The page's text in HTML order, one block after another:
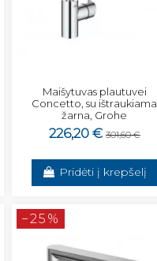
Maišytuvas plautuvei
Concetto, su ištraukiama
žarna, Grohe
226,20 € 301,60 €
Pridėti į krepšelį
−25%